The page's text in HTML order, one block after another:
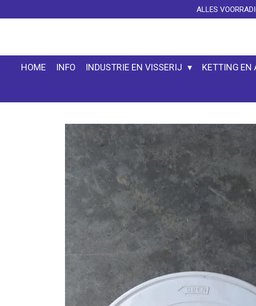
direct
hoofdinhoud
ALLES
HOME INFO INDUSTRIE EN VISSERIJ KETTING EN